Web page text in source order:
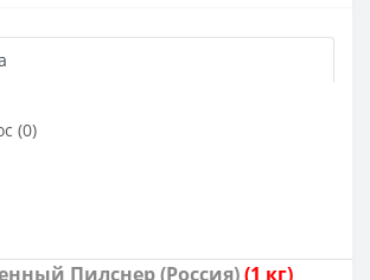
(0)
Пилснер (Россия)(1 кг)